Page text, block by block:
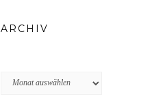
ARCHIV
Archiv